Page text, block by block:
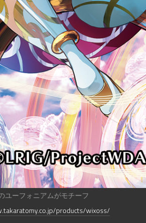
バ
デ
ィ
フ
ァ
イ
ト
ラ
ス
ト
ク
ロ
ニ
ク
ル
ス
カ
印
譚
ブ
ラ
イ
ン
ド・
ミ
ト
ス
RPG
神
話
創
世
RPG
ア
マ
ニ
バ
ー
ス
神
撃
の
バ
ハ
ム
ー
ト
ト
リ
プ
ル
モ
ユーフォニアムがモチーフ
products/wixoss/